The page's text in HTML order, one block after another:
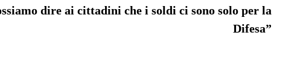
dire ai cittadini che i soldi ci sono solo per la
Difesa”